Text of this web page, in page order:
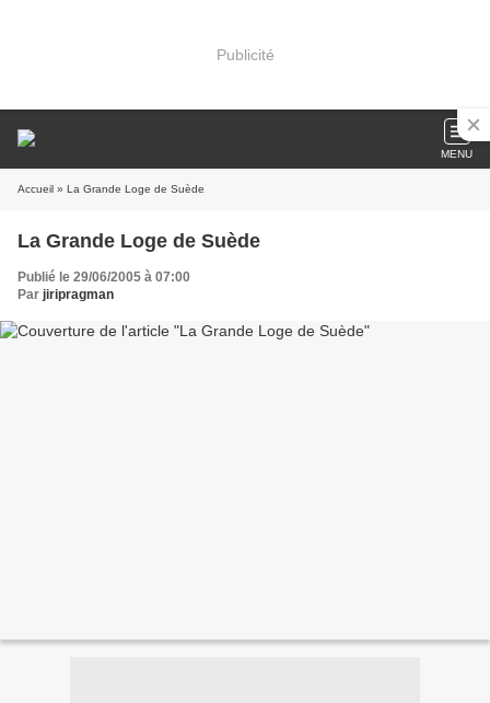
Publicité
MENU
Accueil » La Grande Loge de Suède
La Grande Loge de Suède
Publié le 29/06/2005 à 07:00
Par jiripragman